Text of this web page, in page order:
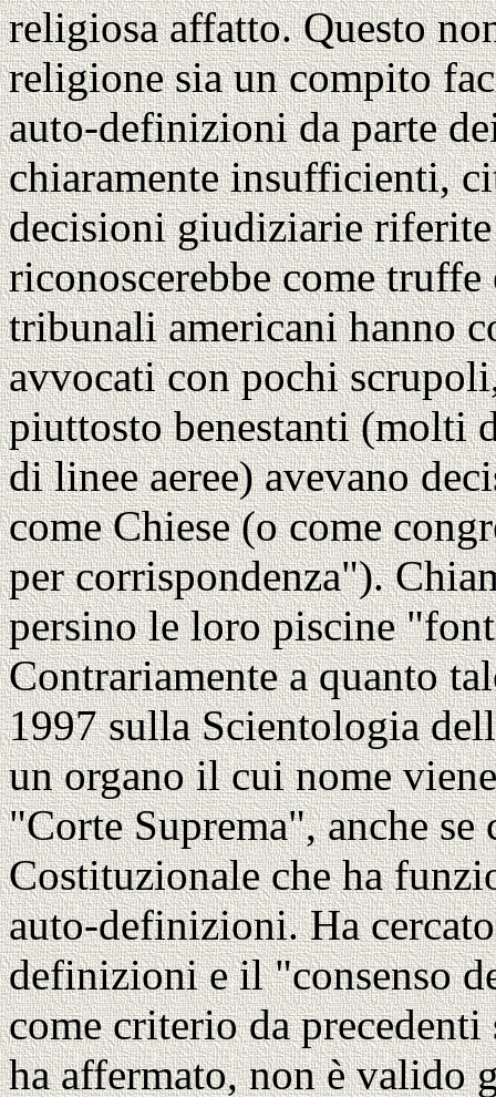
religiosa affatto. Questo
religione sia un compito
auto-definizioni da parte
chiaramente insufficienti,
decisioni giudiziarie
riconoscerebbe come
tribunali americani hanno
avvocati con pochi
piuttosto benestanti (molti
di linee aeree) avevano
come Chiese (o come
per corrispondenza").
persino le loro piscine
Contrariamente a quanto
1997 sulla Scientologia
un organo il cui nome
"Corte Suprema", anche se
Costituzionale che ha
auto-definizioni. Ha
definizioni e il "consenso
come criterio da
ha affermato, non è valido